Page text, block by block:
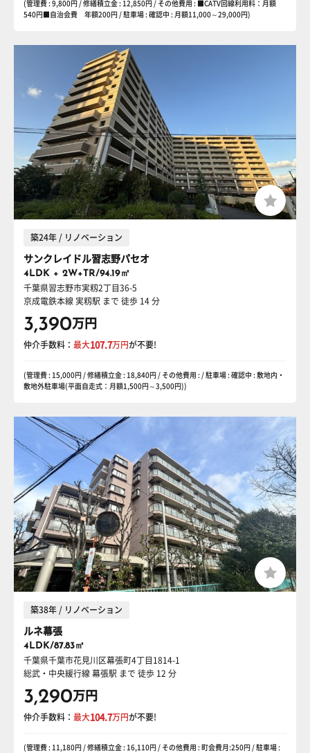
(管理費 : 9,800円 / 修繕積立金 : 12,850円 / その他費用 : ■CATV回線利用料：月額
540円■自治会費 年額200円 / 駐車場 : 確認中 : 月額11,000～29,000円)
築24年 / リノベーション
サンクレイドル習志野パセオ
4LDK + 2W+TR/94.19㎡
千葉県習志野市実籾2丁目36-5
京成電鉄本線 実籾駅 まで 徒歩 14 分
3,390万円
仲介手数料： 最大107.7万円が不要!
(管理費 : 15,000円 / 修繕積立金 : 18,840円 / その他費用 : / 駐車場 : 確認中 : 敷地内・
敷地外駐車場(平面自走式：月額1,500円～3,500円))
築38年 / リノベーション
ルネ幕張
4LDK/87.83㎡
千葉県千葉市花見川区幕張町4丁目1814-1
総武・中央緩行線 幕張駅 まで 徒歩 12 分
3,290万円
仲介手数料： 最大104.7万円が不要!
(管理費 : 11,180円 / 修繕積立金 : 16,110円 / その他費用 : 町会費月:250円 / 駐車場 :